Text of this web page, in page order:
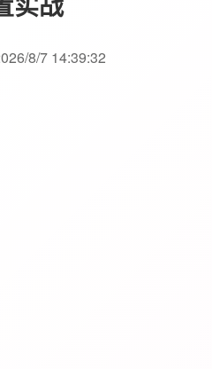
8/7 14:39:32